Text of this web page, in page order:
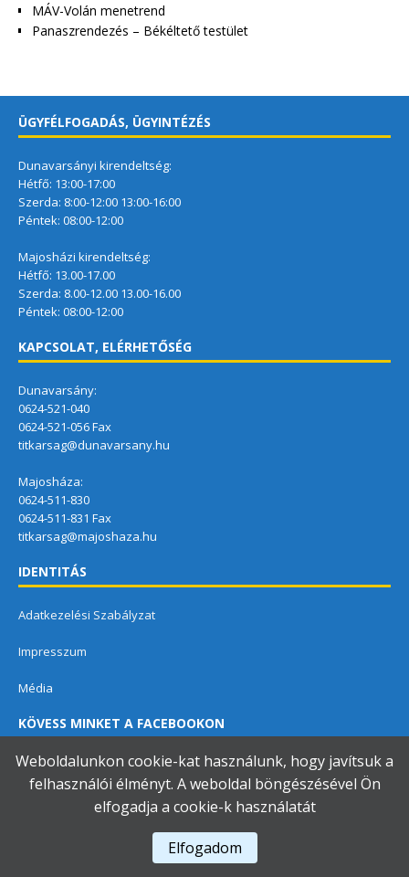
MÁV-Volán menetrend
Panaszrendezés – Békéltető testület
ÜGYFÉLFOGADÁS, ÜGYINTÉZÉS
Dunavarsányi kirendeltség:
Hétfő: 13:00-17:00
Szerda: 8:00-12:00 13:00-16:00
Péntek: 08:00-12:00
Majosházi kirendeltség:
Hétfő: 13.00-17.00
Szerda: 8.00-12.00 13.00-16.00
Péntek: 08:00-12:00
KAPCSOLAT, ELÉRHETŐSÉG
Dunavarsány:
0624-521-040
0624-521-056 Fax
titkarsag@dunavarsany.hu
Majosháza:
0624-511-830
0624-511-831 Fax
titkarsag@majoshaza.hu
IDENTITÁS
Adatkezelési Szabályzat
Impresszum
Média
KÖVESS MINKET A FACEBOOKON
Dunavarsányi Közös Önkormányzati Hivatal
Weboldalunkon cookie-kat használunk, hogy javítsuk a
felhasználói élményt. A weboldal böngészésével Ön
elfogadja a cookie-k használatát
Elfogadom